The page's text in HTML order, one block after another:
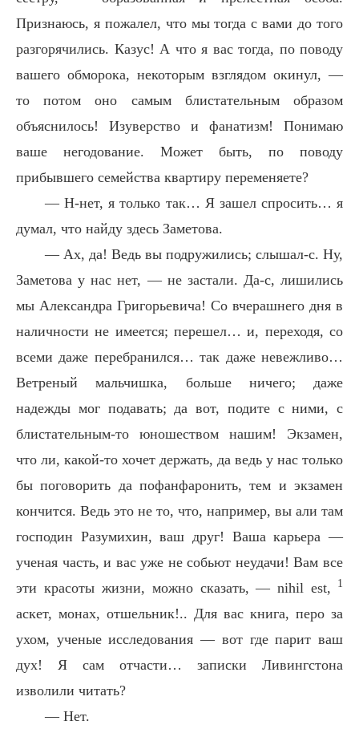
Признаюсь, я пожалел, что мы тогда с вами до того
разгорячились. Казус! А что я вас тогда, по поводу
вашего обморока, некоторым взглядом окинул, —
то потом оно самым блистательным образом
объяснилось! Изуверство и фанатизм! Понимаю
ваше негодование. Может быть, по поводу
прибывшего семейства квартиру переменяете?
— Н-нет, я только так… Я зашел спросить… я
думал, что найду здесь Заметова.
— Ах, да! Ведь вы подружились; слышал-с. Ну,
Заметова у нас нет, — не застали. Да-с, лишились
мы Александра Григорьевича! Со вчерашнего дня в
наличности не имеется; перешел… и, переходя, со
всеми даже перебранился… так даже невежливо…
Ветреный мальчишка, больше ничего; даже
надежды мог подавать; да вот, подите с ними, с
блистательным-то юношеством нашим! Экзамен,
что ли, какой-то хочет держать, да ведь у нас только
бы поговорить да пофанфаронить, тем и экзамен
кончится. Ведь это не то, что, например, вы али там
господин Разумихин, ваш друг! Ваша карьера —
ученая часть, и вас уже не собьют неудачи! Вам все
эти красоты жизни, можно сказать, — nihil est, 1
аскет, монах, отшельник!.. Для вас книга, перо за
ухом, ученые исследования — вот где парит ваш
дух! Я сам отчасти… записки Ливингстона
изволили читать?
— Нет.